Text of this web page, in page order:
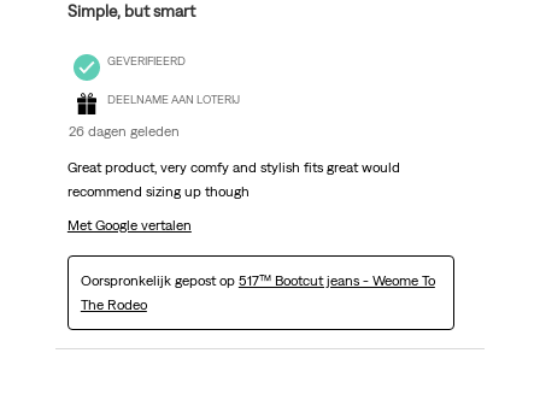
Simple, but smart
GEVERIFIEERD
DEELNAME AAN LOTERIJ
26 dagen geleden
Great product, very comfy and stylish fits great would
recommend sizing up though
Met Google vertalen
Oorspronkelijk gepost op 517™ Bootcut jeans - Weome To
The Rodeo